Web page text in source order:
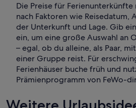
Die Preise für
nach Faktoren wie Reisedatum,
der Unterkunft und Lage. Gib
ein, um eine große Auswahl an
– egal, ob du alleine, als Paar,
einer Gruppe reist. Für
Ferienhäuser buche früh und
Prämienprogramm von FeWo-